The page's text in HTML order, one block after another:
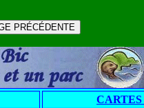
CARTES